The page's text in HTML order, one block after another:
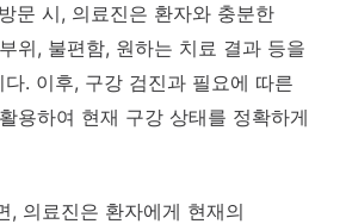
문 시, 의료진은 환자와 충분한
위, 불편함, 원하는 치료 결과 등을
. 이후, 구강 검진과 필요에 따른
용하여 현재 구강 상태를 정확하게
, 의료진은 환자에게 현재의